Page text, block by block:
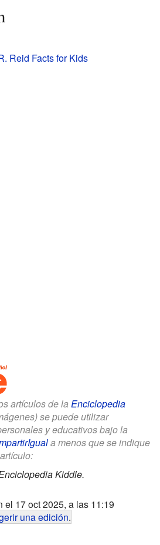
Reid Facts for Kids
artículos de la Enciclopedia
se puede utilizar
y educativos bajo la
a menos que se indique
Kiddle.
el 17 oct 2025, a las 11:19
una edición.